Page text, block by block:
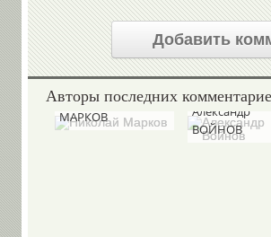
Добавить
Авторы последних
Николай
МАРКОВ
Александр
ВОЙНОВ